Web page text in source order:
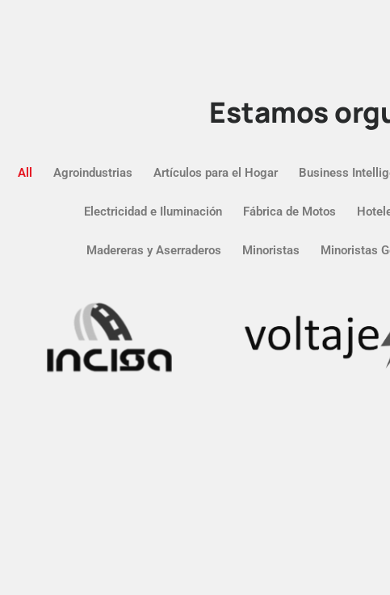
Estamos
All Agroindustrias Artículos para el Hogar Business
Electricidad e Iluminación Fábrica de Motos
Madereras y Aserraderos Minoristas Minoristas